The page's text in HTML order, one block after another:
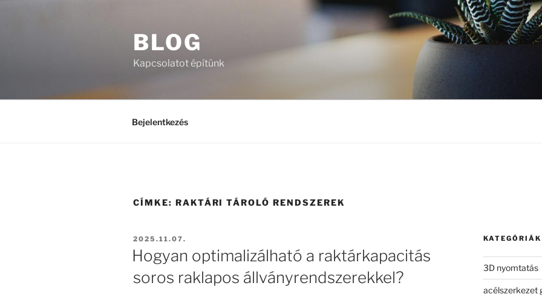
BLOG
Kapcsolatot építünk
Bejelentkezés
CÍMKE: RAKTÁRI TÁROLÓ RENDSZEREK
BEKÜLDVE:
2025.11.07.
Hogyan optimalizálható a raktárkapacitás
soros raklapos állványrendszerekkel?
KATEGÓRIÁK
3D nyomtatás
acélszerkezet